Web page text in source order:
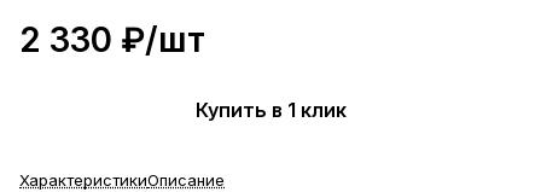
2 330 ₽/шт
Купить в 1 клик
ХарактеристикиОписание